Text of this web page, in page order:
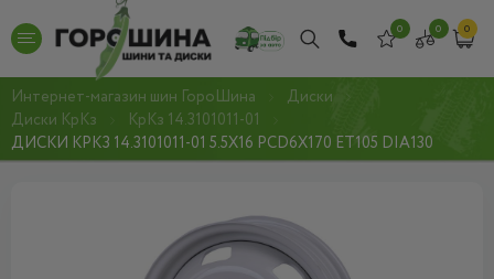
0 0 0
Интернет-магазин шин ГороШина
Диски
Диски КрКз
КрКз 14.3101011-01
ДИСКИ КРКЗ 14.3101011-01 5.5X16 PCD6X170 ET105 DIA130